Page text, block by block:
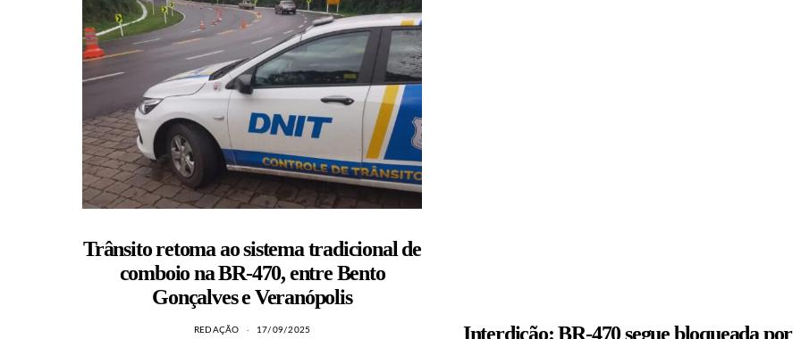
Trânsito retoma ao sistema tradicional de
comboio na BR-470, entre Bento
Gonçalves e Veranópolis
REDAÇÃO 17/09/2025
Interdição: BR-470 segue bloqueada por